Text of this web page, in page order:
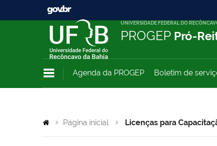
UNIVERSIDADE FEDERAL DO
PROGEP Pró-
Agenda da PROGEP Boletim de
Página inicial Licenças para